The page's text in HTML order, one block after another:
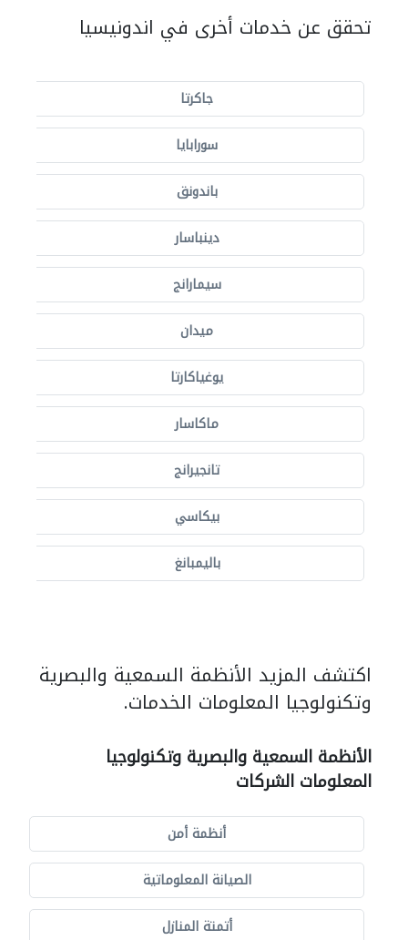
تحقق عن خدمات أخرى في اندونيسيا
جاكرتا
سورابايا
باندونق
دينباسار
سيمارانج
ميدان
يوغياكارتا
ماكاسار
تانجيرانج
بيكاسي
باليمبانغ
اكتشف المزيد الأنظمة السمعية والبصرية
وتكنولوجيا المعلومات الخدمات.
الأنظمة السمعية والبصرية وتكنولوجيا
المعلومات الشركات
أنظمة أمن
الصيانة المعلوماتية
أتمتة المنازل